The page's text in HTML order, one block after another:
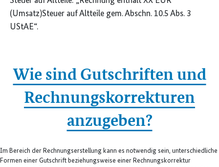
(Umsatz)Steuer auf Altteile gem. Abschn. 10.5 Abs. 3
UStAE“.
Wie sind Gutschriften und
Rechnungs­korrekturen
anzugeben?
Im Bereich der Rechnungserstellung kann es notwendig sein, unterschiedliche
Formen einer Gutschrift beziehungsweise einer Rechnungskorrektur